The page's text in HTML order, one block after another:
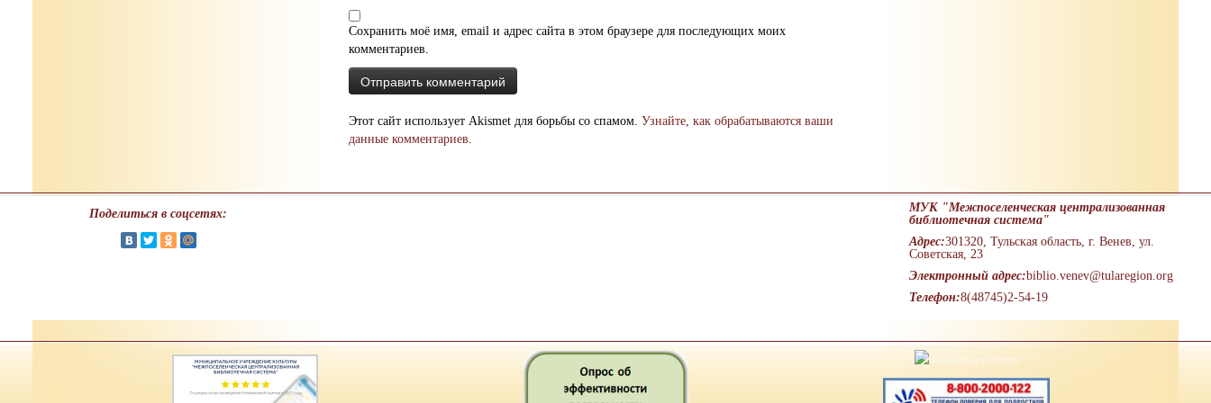
Сохранить моё имя, email и адрес сайта в этом браузере для последующих моих
комментариев.
Этот сайт использует Akismet для борьбы со спамом. Узнайте, как обрабатываются ваши
данные комментариев.
Поделиться в соцсетях:
МУК "Межпоселенческая централизованная
библиотечная система"
Адрес:301320, Тульская область, г. Венев, ул.
Советская, 23
Электронный адрес:biblio.venev@tularegion.org
Телефон:8(48745)2-54-19